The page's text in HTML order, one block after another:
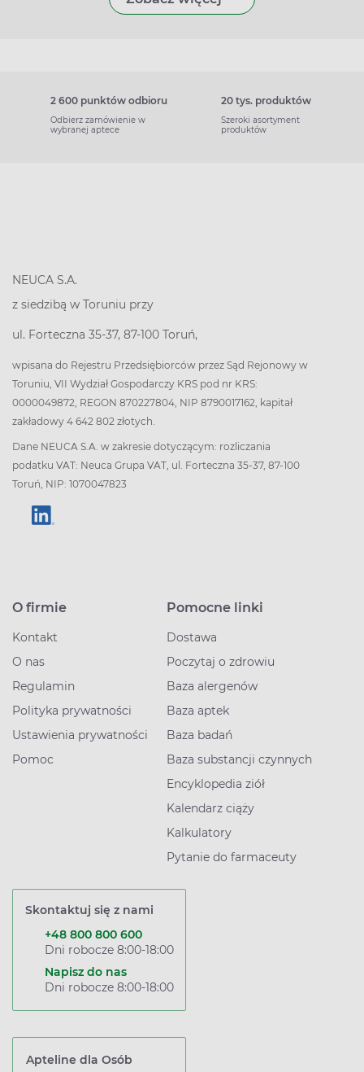
2 600 punktów odbioru
Odbierz zamówienie w
wybranej aptece
20 tys. produktów
Szeroki asortyment
produktów
NEUCA S.A.
z siedzibą w Toruniu przy
ul. Forteczna 35-37, 87-100 Toruń,
wpisana do Rejestru Przedsiębiorców przez Sąd Rejonowy w
Toruniu, VII Wydział Gospodarczy KRS pod nr KRS:
0000049872, REGON 870227804, NIP 8790017162, kapitał
zakładowy 4 642 802 złotych.
Dane NEUCA S.A. w zakresie dotyczącym: rozliczania
podatku VAT: Neuca Grupa VAT, ul. Forteczna 35-37, 87-100
Toruń, NIP: 1070047823
O firmie
Kontakt
O nas
Regulamin
Polityka prywatności
Ustawienia prywatności
Pomoc
Pomocne linki
Dostawa
Poczytaj o zdrowiu
Baza alergenów
Baza aptek
Baza badań
Baza substancji czynnych
Encyklopedia ziół
Kalendarz ciąży
Kalkulatory
Pytanie do farmaceuty
Skontaktuj się z nami
+48 800 800 600
Dni robocze 8:00-18:00
Napisz do nas
Dni robocze 8:00-18:00
Apteline dla Osób